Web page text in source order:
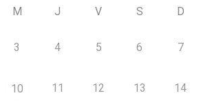
M J V S D
3 4 5 6 7
10 11 12 13 14